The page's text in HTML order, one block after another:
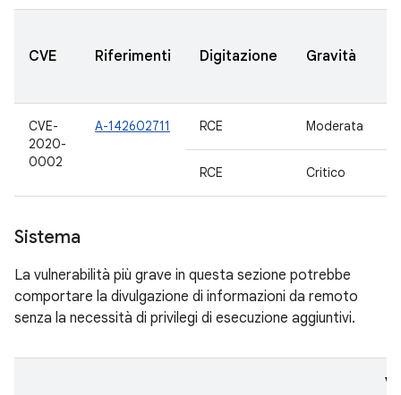
CVE Riferimenti Digitazione Gravità
CVE-
2020-
0002
A-142602711 RCE Moderata
RCE Critico
Sistema
La vulnerabilità più grave in questa sezione potrebbe
comportare la divulgazione di informazioni da remoto
senza la necessità di privilegi di esecuzione aggiuntivi.